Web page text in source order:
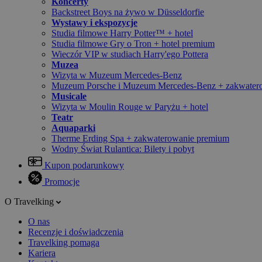
Backstreet Boys na żywo w Düsseldorfie
Wystawy i ekspozycje
Studia filmowe Harry Potter™ + hotel
Studia filmowe Gry o Tron + hotel premium
Wieczór VIP w studiach Harry'ego Pottera
Muzea
Wizyta w Muzeum Mercedes-Benz
Muzeum Porsche i Muzeum Mercedes-Benz +
Musicale
Wizyta w Moulin Rouge w Paryżu + hotel
Teatr
Aquaparki
Therme Erding Spa + zakwaterowanie premium
Wodny Świat Rulantica: Bilety i pobyt
Kupon podarunkowy
Promocje
O Travelking
O nas
Recenzje i doświadczenia
Travelking pomaga
Kariera